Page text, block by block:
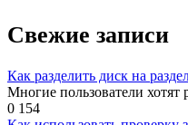
Свежие записи
Как разделить диск на
Многие пользователи хотят
0 154